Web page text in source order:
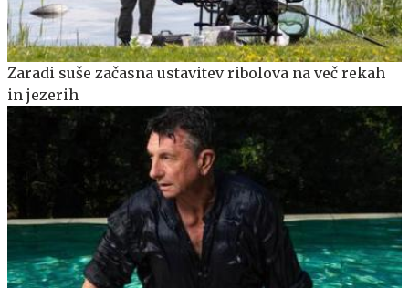
Zaradi suše začasna ustavitev ribolova na več rekah
in jezerih